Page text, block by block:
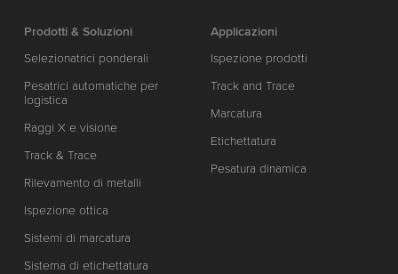
Prodotti & Soluzioni
Selezionatrici ponderali
Pesatrici automatiche per
logistica
Raggi X e visione
Track & Trace
Rilevamento di metalli
Ispezione ottica
Sistemi di marcatura
Sistema di etichettatura
Applicazioni
Ispezione prodotti
Track and Trace
Marcatura
Etichettatura
Pesatura dinamica